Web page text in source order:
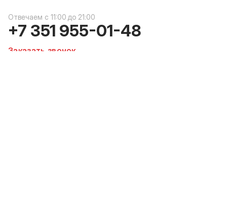
c 11:00 до 21:00
+7 351 955-01-48
Заказать звонок